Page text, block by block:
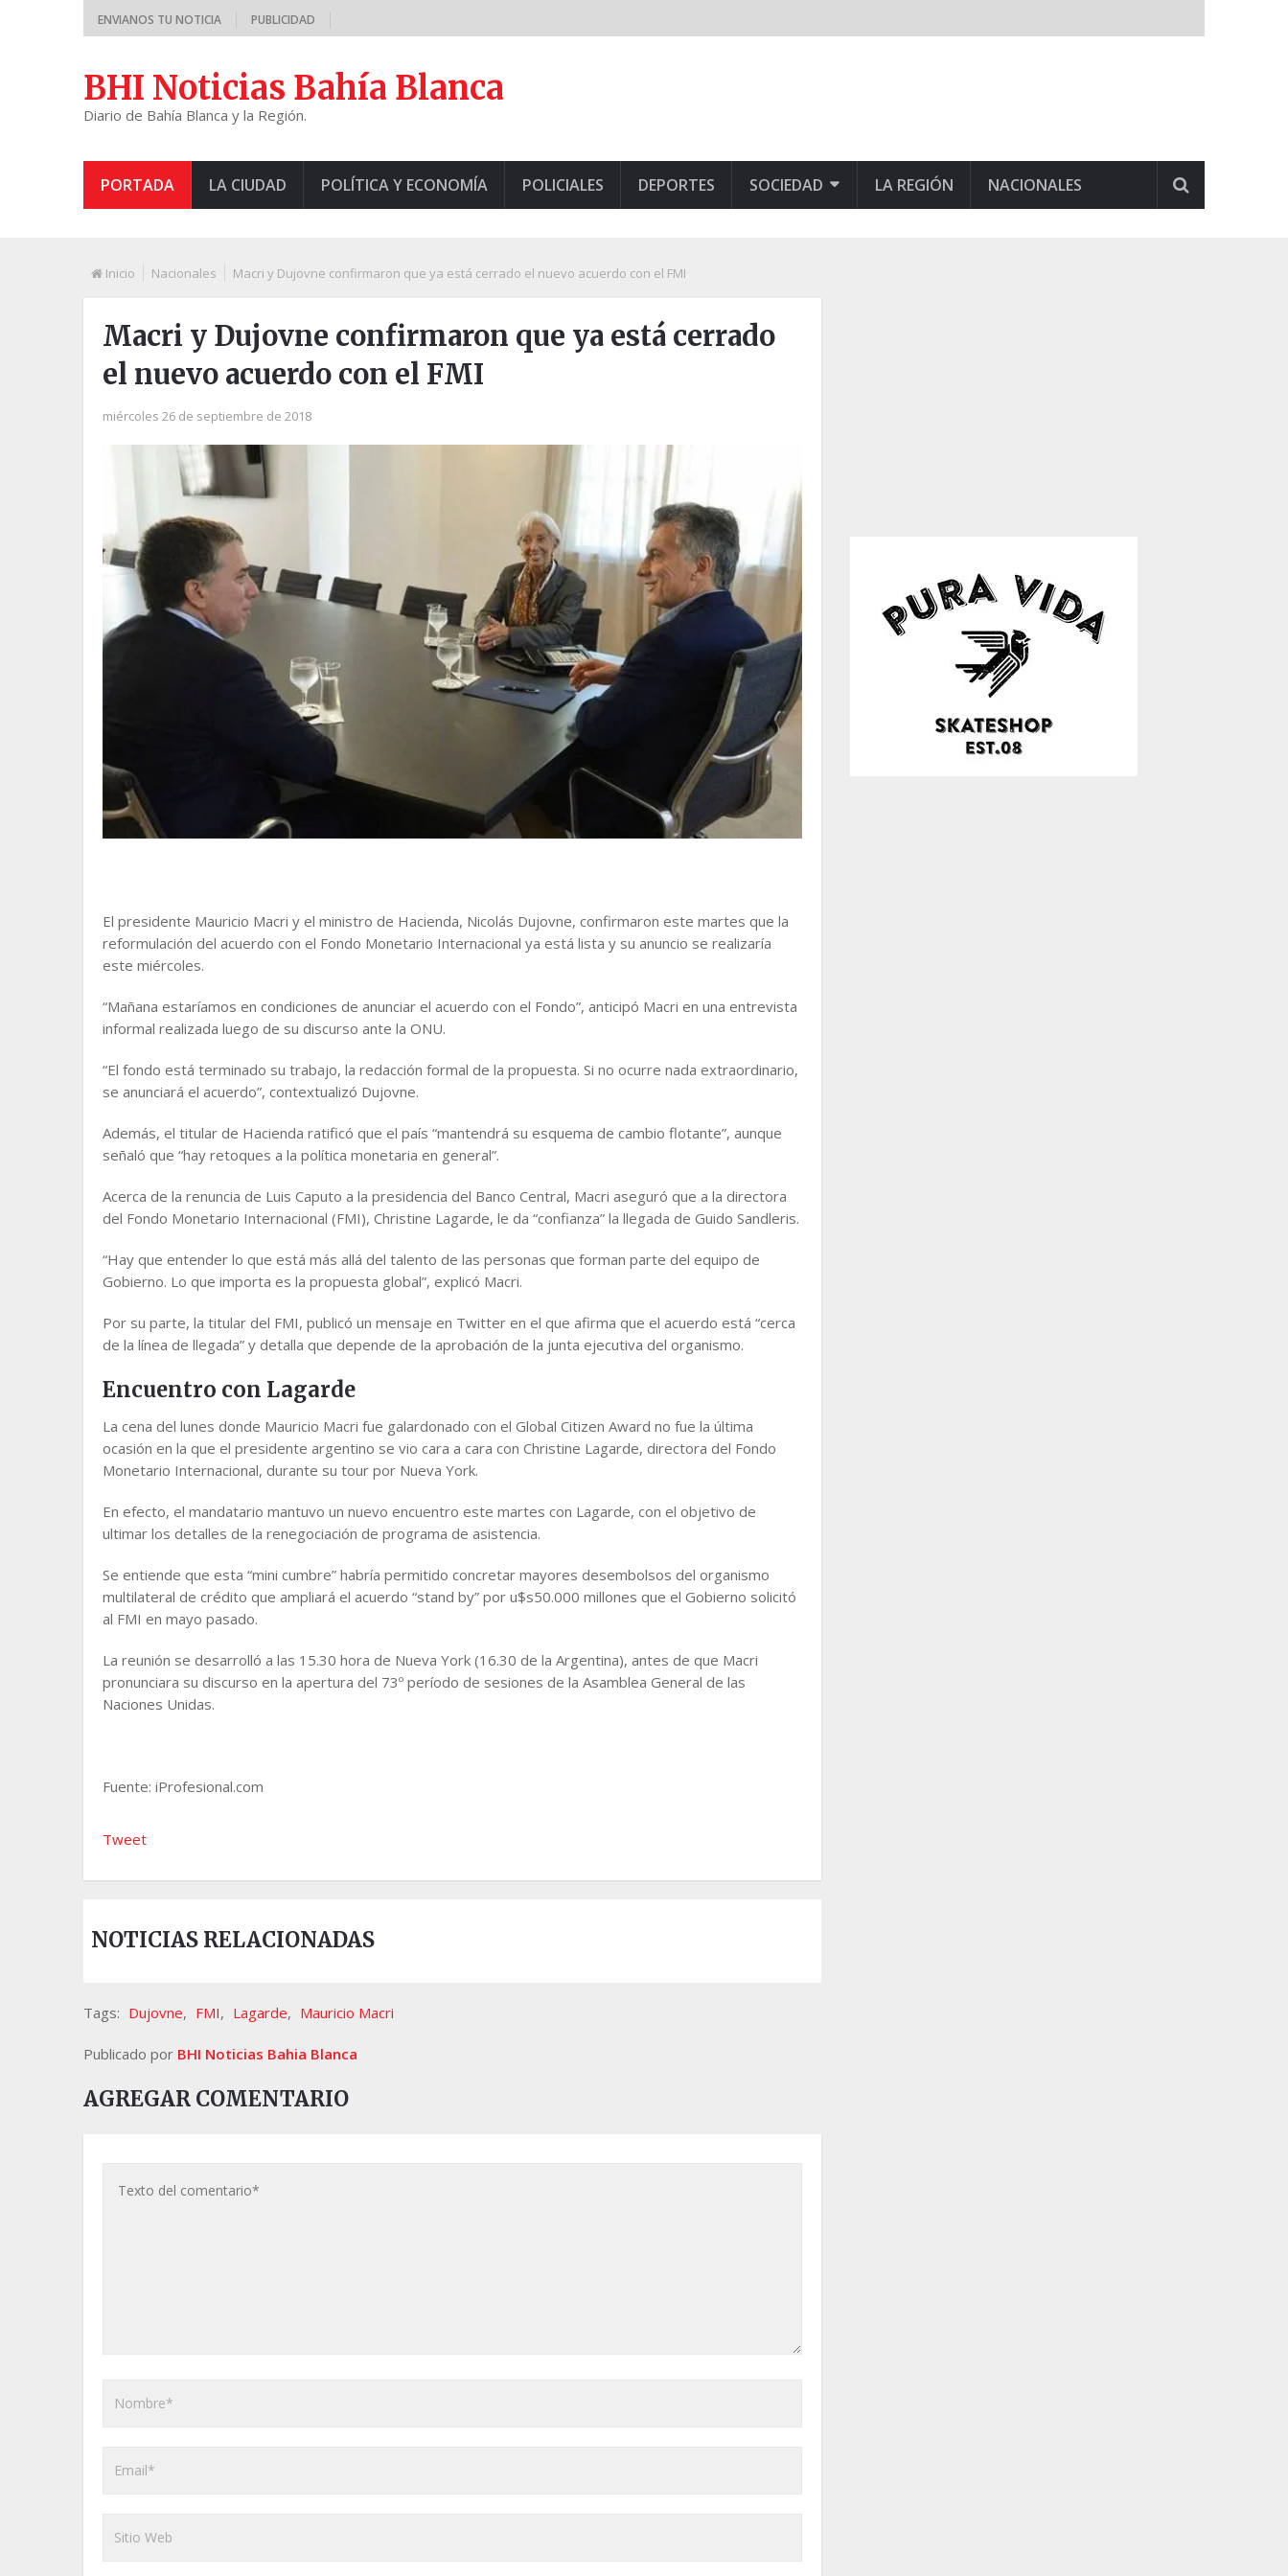
ENVIANOS TU NOTICIA PUBLICIDAD
BHI Noticias Bahía Blanca
Diario de Bahía Blanca y la Región.
PORTADA LA CIUDAD POLÍTICA Y ECONOMÍA POLICIALES DEPORTES SOCIEDAD LA REGIÓN NACIONALES
Inicio Nacionales Macri y Dujovne confirmaron que ya está cerrado el nuevo acuerdo con el FMI
Macri y Dujovne confirmaron que ya está cerrado
el nuevo acuerdo con el FMI
miércoles 26 de septiembre de 2018
El presidente Mauricio Macri y el ministro de Hacienda, Nicolás Dujovne, confirmaron este martes que la
reformulación del acuerdo con el Fondo Monetario Internacional ya está lista y su anuncio se realizaría
este miércoles.
“Mañana estaríamos en condiciones de anunciar el acuerdo con el Fondo”, anticipó Macri en una entrevista
informal realizada luego de su discurso ante la ONU.
“El fondo está terminado su trabajo, la redacción formal de la propuesta. Si no ocurre nada extraordinario,
se anunciará el acuerdo”, contextualizó Dujovne.
Además, el titular de Hacienda ratificó que el país “mantendrá su esquema de cambio flotante”, aunque
señaló que “hay retoques a la política monetaria en general”.
Acerca de la renuncia de Luis Caputo a la presidencia del Banco Central, Macri aseguró que a la directora
del Fondo Monetario Internacional (FMI), Christine Lagarde, le da “confianza” la llegada de Guido Sandleris.
“Hay que entender lo que está más allá del talento de las personas que forman parte del equipo de
Gobierno. Lo que importa es la propuesta global”, explicó Macri.
Por su parte, la titular del FMI, publicó un mensaje en Twitter en el que afirma que el acuerdo está “cerca
de la línea de llegada” y detalla que depende de la aprobación de la junta ejecutiva del organismo.
Encuentro con Lagarde
La cena del lunes donde Mauricio Macri fue galardonado con el Global Citizen Award no fue la última
ocasión en la que el presidente argentino se vio cara a cara con Christine Lagarde, directora del Fondo
Monetario Internacional, durante su tour por Nueva York.
En efecto, el mandatario mantuvo un nuevo encuentro este martes con Lagarde, con el objetivo de
ultimar los detalles de la renegociación de programa de asistencia.
Se entiende que esta “mini cumbre” habría permitido concretar mayores desembolsos del organismo
multilateral de crédito que ampliará el acuerdo “stand by” por u$s50.000 millones que el Gobierno solicitó
al FMI en mayo pasado.
La reunión se desarrolló a las 15.30 hora de Nueva York (16.30 de la Argentina), antes de que Macri
pronunciara su discurso en la apertura del 73º período de sesiones de la Asamblea General de las
Naciones Unidas.
Fuente: iProfesional.com
Tweet
NOTICIAS RELACIONADAS
Tags: Dujovne, FMI, Lagarde, Mauricio Macri
Publicado por BHI Noticias Bahia Blanca
AGREGAR COMENTARIO